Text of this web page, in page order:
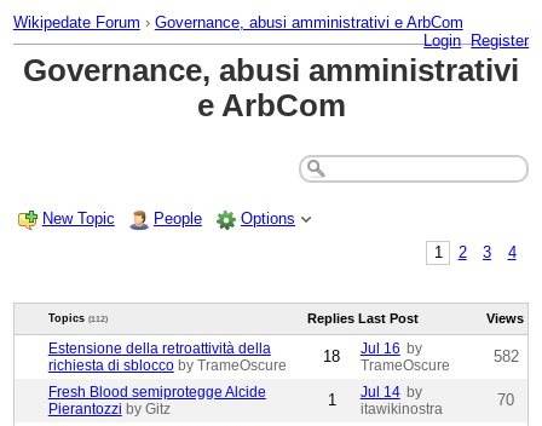
Wikipedate Forum › Governance, abusi amministrativi e ArbCom
Login Register
Governance, abusi amministrativi
e ArbCom
New Topic People
Options
1
2 3 4
Topics (112) Replies Last Post Views
Estensione della retroattività della
richiesta di sblocco by TrameOscure 18 Jul 16 by
TrameOscure
582
Fresh Blood semiprotegge Alcide
Pierantozzi by Gitz 1 Jul 14 by
itawikinostra
70